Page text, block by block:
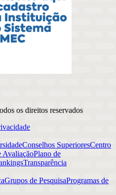
os direitos reservados
Conselhos SuperioresCentro
AvaliaçãoPlano de
Transparência
Grupos de PesquisaProgramas de